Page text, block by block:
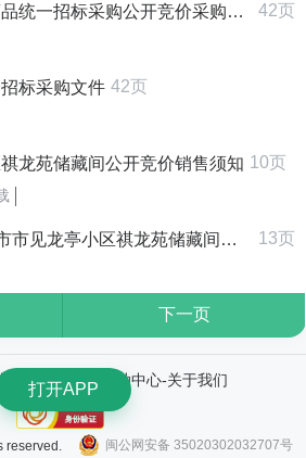
标采购公开竞价采购文件（第一批） 42页
标采购文件 42页
龙苑储藏间公开竞价销售须知 10页
亭小区祺龙苑储藏间公开竞价销售须知 13页
下一页
议 -权利通知- 帮助中心-关于我们
reserved. 闽公网安备 35020302032707号
打开APP